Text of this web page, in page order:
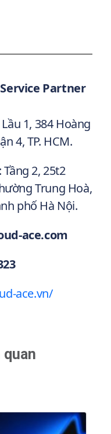
Partner
1, 384 Hoàng
4, TP. HCM.
2, 25t2
Trung Hoà,
phố Hà Nội.
ace.com
ace.vn/